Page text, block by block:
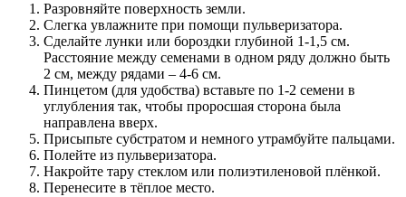
Разровняйте поверхность земли.
Слегка увлажните при помощи пульверизатора.
Сделайте лунки или бороздки глубиной 1-1,5 см.
Расстояние между семенами в одном ряду должно быть
2 см, между рядами – 4-6 см.
Пинцетом (для удобства) вставьте по 1-2 семени в
углубления так, чтобы проросшая сторона была
направлена вверх.
Присыпьте субстратом и немного утрамбуйте пальцами.
Полейте из пульверизатора.
Накройте тару стеклом или полиэтиленовой плёнкой.
Перенесите в тёплое место.